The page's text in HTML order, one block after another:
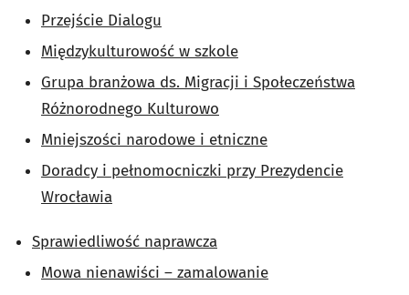
Przejście Dialogu
Międzykulturowość w szkole
Grupa branżowa ds. Migracji i Społeczeństwa
Różnorodnego Kulturowo
Mniejszości narodowe i etniczne
Doradcy i pełnomocniczki przy Prezydencie
Wrocławia
Sprawiedliwość naprawcza
Mowa nienawiści – zamalowanie